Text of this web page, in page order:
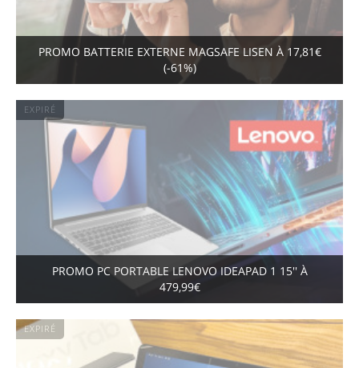
PROMO BATTERIE EXTERNE MAGSAFE LISEN À 17,81€
(-61%)
EXPIRÉ
PROMO PC PORTABLE LENOVO IDEAPAD 1 15'' À
479,99€
EXPIRÉ